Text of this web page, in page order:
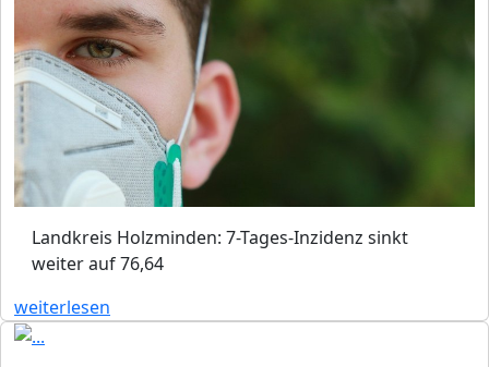
Landkreis Holzminden: 7-Tages-Inzidenz sinkt
weiter auf 76,64
weiterlesen